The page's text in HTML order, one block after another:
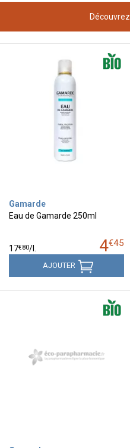
Gamarde
Eau de Gamarde 250ml
4€45
17€80/
AJOUTER